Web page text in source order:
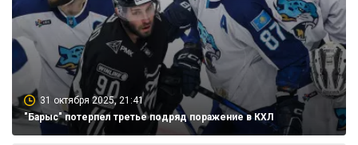
31 октября 2025, 21:41
"Барыс" потерпел третье подряд поражение в КХЛ